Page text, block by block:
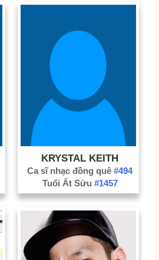
KRYSTAL KEITH
Ca sĩ nhạc đồng quê#494
Tuổi Ất Sửu #1457